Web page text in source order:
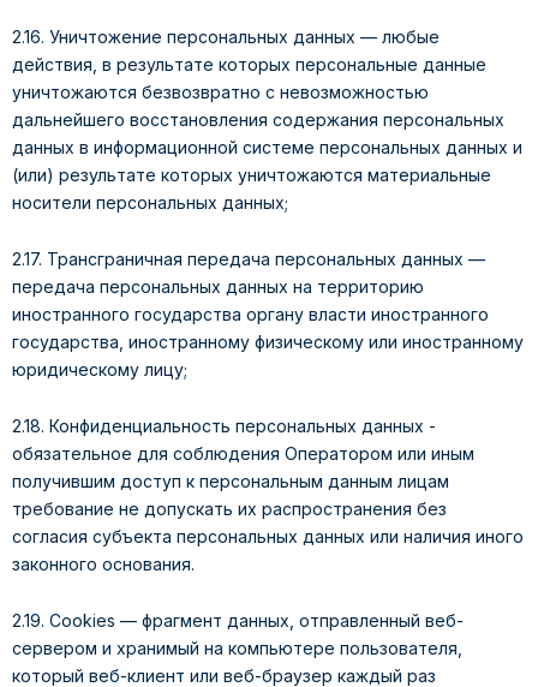
2.16. Уничтожение персональных данных — любые
действия, в результате которых персональные данные
уничтожаются безвозвратно с невозможностью
дальнейшего восстановления содержания персональных
данных в информационной системе персональных данных и
(или) результате которых уничтожаются материальные
носители персональных данных;
2.17. Трансграничная передача персональных данных —
передача персональных данных на территорию
иностранного государства органу власти иностранного
государства, иностранному физическому или иностранному
юридическому лицу;
2.18. Конфиденциальность персональных данных -
обязательное для соблюдения Оператором или иным
получившим доступ к персональным данным лицам
требование не допускать их распространения без
согласия субъекта персональных данных или наличия иного
законного основания.
2.19. Cookies — фрагмент данных, отправленный веб-
сервером и хранимый на компьютере пользователя,
который веб-клиент или веб-браузер каждый раз